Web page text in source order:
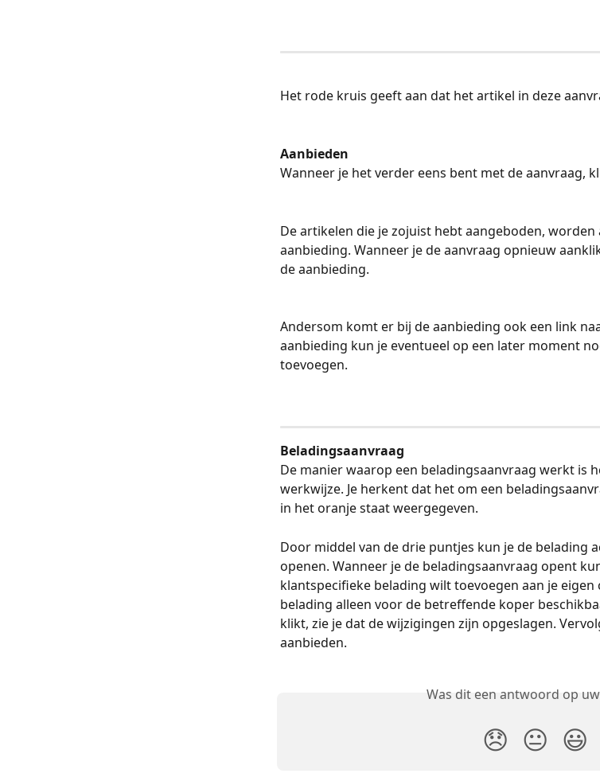
Het rode kruis geeft aan dat het artikel in deze
Aanbieden
Wanneer je het verder eens bent met de aanvraag,
De artikelen die je zojuist hebt aangeboden,
aanbieding. Wanneer je de aanvraag opnieuw
de aanbieding.
Andersom komt er bij de aanbieding ook een link
aanbieding kun je eventueel op een later moment
toevoegen.
Beladingsaanvraag
De manier waarop een beladingsaanvraag werkt is
werkwijze. Je herkent dat het om een
in het oranje staat weergegeven.
Door middel van de drie puntjes kun je de belading
openen. Wanneer je de beladingsaanvraag opent
klantspecifieke belading wilt toevoegen aan je eigen
belading alleen voor de betreffende koper
klikt, zie je dat de wijzigingen zijn opgeslagen.
aanbieden.
Was dit een antwoord op
😞 😐 😃